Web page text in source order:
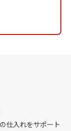
仕入れをサポート